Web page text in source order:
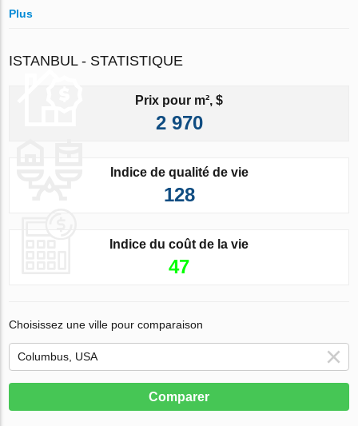
Plus
ISTANBUL - STATISTIQUE
Prix pour m², $
2 970
Indice de qualité de vie
128
Indice du coût de la vie
47
Choisissez une ville pour comparaison
Comparer